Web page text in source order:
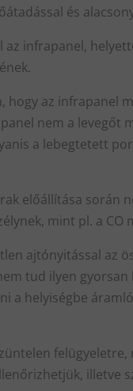
és
az infrapanel,
hogy az infrapanel
nem a levegőt
a lebegtetett
előállítása során
mint pl. a CO
ajtónyitással az
tud ilyen
a helyiségbe
illetve